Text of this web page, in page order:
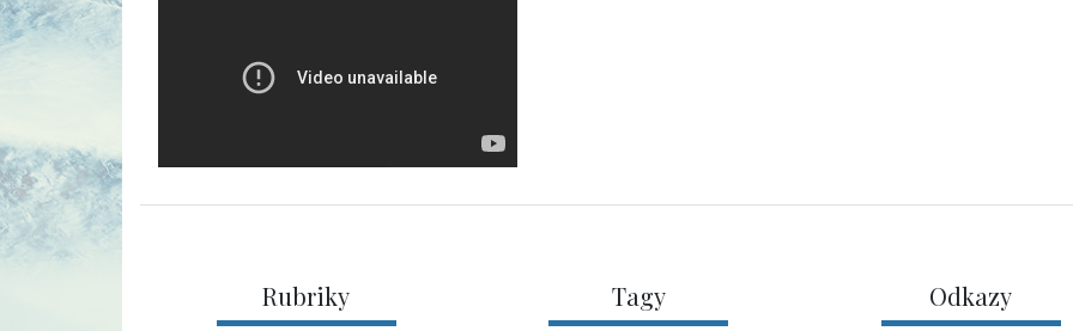
Rubriky Tagy Odkazy